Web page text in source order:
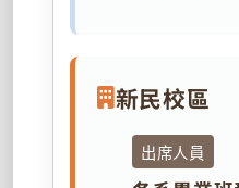
新民校區
出席人員